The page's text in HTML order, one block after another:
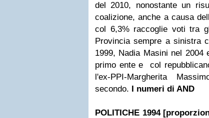
del 2010, nonostante un
coalizione, anche a causa
col 6,3% raccoglie voti tra
Provincia sempre a sinistra
1999, Nadia Masini nel 2004
primo ente e
col
l'ex-PPI-Margherita
secondo. I numeri di AND
POLITICHE 1994